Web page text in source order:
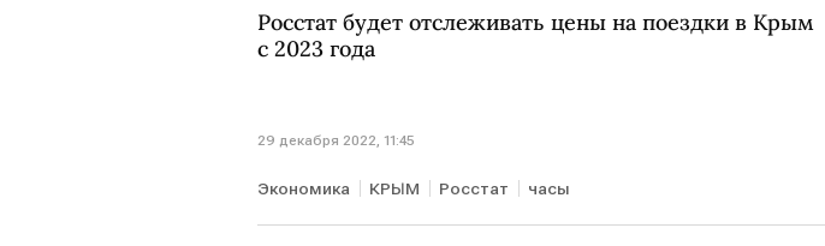
Росстат будет отслеживать цены на поездки в Крым
с 2023 года
29 декабря 2022, 11:45
Экономика КРЫМ Росстат часы